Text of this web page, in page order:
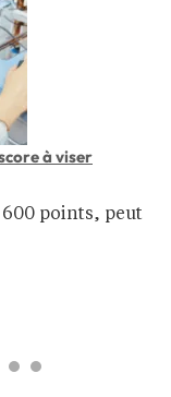
à viser
600 points, peut